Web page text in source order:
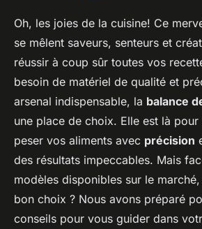
Oh, les joies de la cuisine! Ce
se mêlent saveurs, senteurs et
réussir à coup sûr toutes vos
besoin de matériel de qualité et
arsenal indispensable, la balance
une place de choix. Elle est là
peser vos aliments avec précision
des résultats impeccables. Mais
modèles disponibles sur le
bon choix ? Nous avons préparé
conseils pour vous guider dans